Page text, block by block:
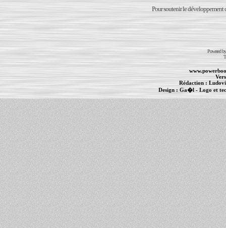
Pour soutenir le développement
Powered
Rédaction :
Design :Ga�l- Logo et
PowerBook